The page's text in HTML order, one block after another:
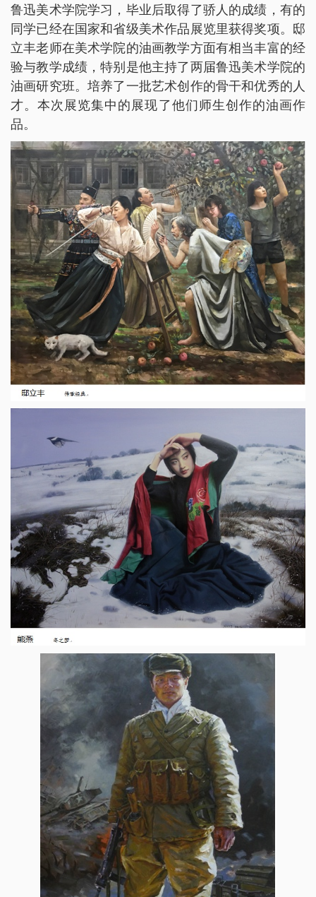
鲁迅美术学院学习，毕业后取得了骄人的成绩，有的
同学已经在国家和省级美术作品展览里获得奖项。邸
立丰老师在美术学院的油画教学方面有相当丰富的经
验与教学成绩，特别是他主持了两届鲁迅美术学院的
油画研究班。培养了一批艺术创作的骨干和优秀的人
才。本次展览集中的展现了他们师生创作的油画作
品。